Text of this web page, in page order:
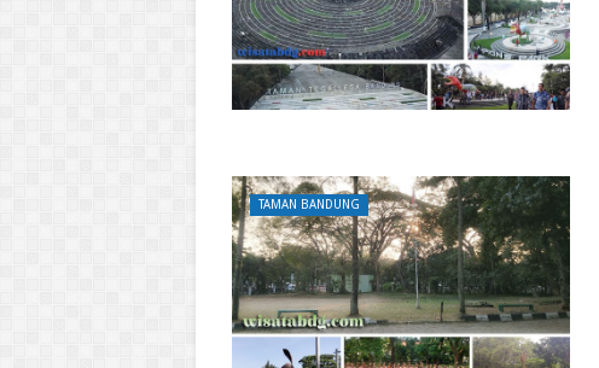
TAMAN BANDUNG